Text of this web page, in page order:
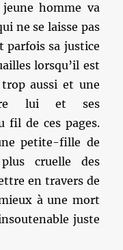
homme va
ne se laisse pas
parfois sa justice
lorsqu’il est
aussi et une
lui et ses
fil de ces pages.
petite-fille de
cruelle des
en travers de
à une mort
juste